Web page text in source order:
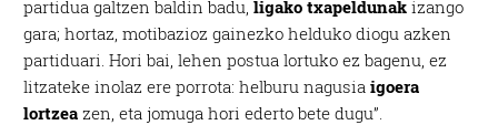
partidua galtzen baldin badu,ligako txapeldunak izango
gara; hortaz, motibazioz gainezko helduko diogu azken
partiduari. Hori bai, lehen postua lortuko ez bagenu, ez
litzateke inolaz ere porrota: helburu nagusiaigoera
lortzea zen, eta jomuga hori ederto bete dugu”.